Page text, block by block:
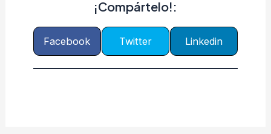
¡Compártelo!:
Facebook Twitter Linkedin